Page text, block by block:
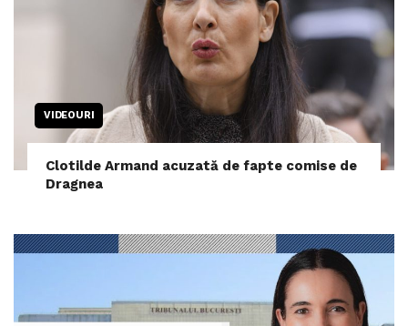
VIDEOURI
Clotilde Armand acuzată de fapte comise de
Dragnea